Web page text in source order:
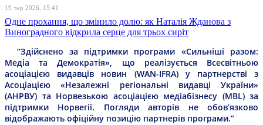
19 чер 2026, 15:41
Одне прохання, що змінило долю: як Наталія Жданова з
Виноградного відкрила серце для трьох сиріт
“Здійснено за підтримки програми «Сильніші разом:
Медіа та Демократія», що реалізується Всесвітньою
асоціацією видавців новин (WAN-IFRA) у партнерстві з
Асоціацією «Незалежні регіональні видавці України»
(АНРВУ) та Норвезькою асоціацією медіабізнесу (MBL) за
підтримки Норвегії. Погляди авторів не обов’язково
відображають офіційну позицію партнерів програми.”